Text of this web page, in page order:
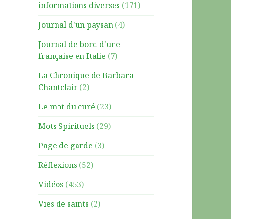
informations diverses (171)
Journal d'un paysan (4)
Journal de bord d'une
française en Italie (7)
La Chronique de Barbara
Chantclair (2)
Le mot du curé (23)
Mots Spirituels (29)
Page de garde (3)
Réflexions (52)
Vidéos (453)
Vies de saints (2)